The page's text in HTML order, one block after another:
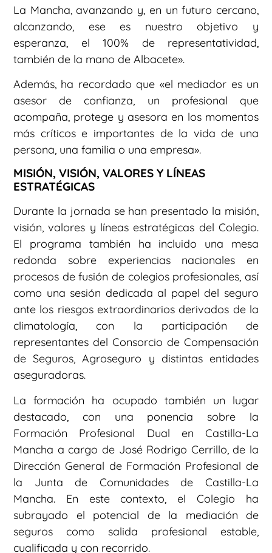
La Mancha, avanzando y, en un futuro cercano,
alcanzando, ese es nuestro objetivo y
esperanza, el 100% de representatividad,
también de la mano de Albacete».
Además, ha recordado que «el mediador es un
asesor de confianza, un profesional que
acompaña, protege y asesora en los momentos
más críticos e importantes de la vida de una
persona, una familia o una empresa».
MISIÓN, VISIÓN, VALORES Y LÍNEAS
ESTRATÉGICAS
Durante la jornada se han presentado la misión,
visión, valores y líneas estratégicas del Colegio.
El programa también ha incluido una mesa
redonda sobre experiencias nacionales en
procesos de fusión de colegios profesionales, así
como una sesión dedicada al papel del seguro
ante los riesgos extraordinarios derivados de la
climatología, con la participación de
representantes del Consorcio de Compensación
de Seguros, Agroseguro y distintas entidades
aseguradoras.
La formación ha ocupado también un lugar
destacado, con una ponencia sobre la
Formación Profesional Dual en Castilla-La
Mancha a cargo de José Rodrigo Cerrillo, de la
Dirección General de Formación Profesional de
la Junta de Comunidades de Castilla-La
Mancha. En este contexto, el Colegio ha
subrayado el potencial de la mediación de
seguros como salida profesional estable,
cualificada y con recorrido.